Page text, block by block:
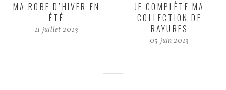
MA ROBE D’HIVER EN
ÉTÉ
11 juillet 2013
JE COMPLÈTE MA
COLLECTION DE
RAYURES
05 juin 2013